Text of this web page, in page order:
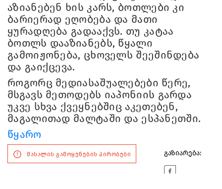
აზიანებენ ხის კარს, ბოთლები კი
ბარიერად ეღობება და მათი
ყურადღება გადააქვს. თუ კატაა
ბოთლს დააზიანებს, წყალი
გამოიჟონება, ცხოველს შეეშინდება
და გაიქცევა.
როგორც მედიასაშუალებები წერე,
მსგავს მეთოდებს იაპონიის გარდა
უკვე სხვა ქვეყნებშიც აკეთებენ,
მაგალითად მალტაში და ესპანეთში.
წყარო
მასალის გამოყენების პირობები გაზიარება: